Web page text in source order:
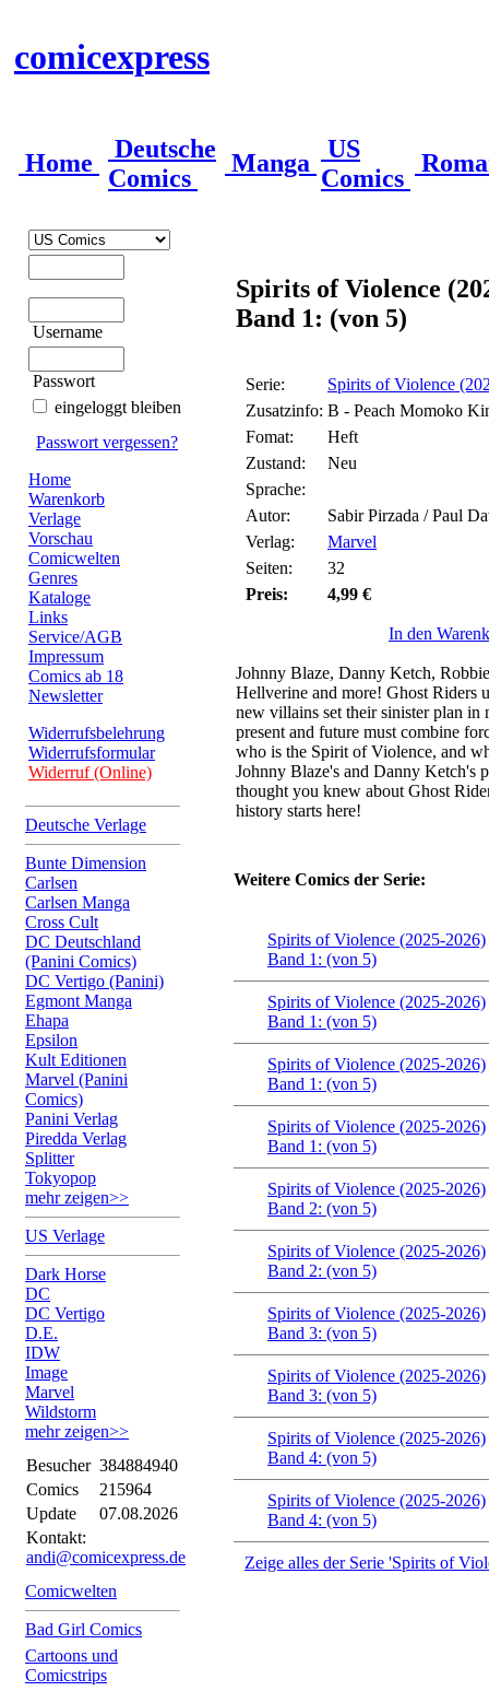
comicexpress
Home
Deutsche
Comics
Manga
US
Comics
Username
Passwort
eingeloggt bleiben
Passwort vergessen?
Home
Warenkorb
Verlage
Vorschau
Comicwelten
Genres
Kataloge
Links
Service/AGB
Impressum
Comics ab 18
Newsletter
Widerrufsbelehrung
Widerrufsformular
Widerruf (Online)
Deutsche Verlage
Bunte Dimension
Carlsen
Carlsen Manga
Cross Cult
DC Deutschland
(Panini Comics)
DC Vertigo (Panini)
Egmont Manga
Ehapa
Epsilon
Kult Editionen
Marvel (Panini
Comics)
Panini Verlag
Piredda Verlag
Splitter
Tokyopop
mehr zeigen>>
US Verlage
Dark Horse
DC
DC Vertigo
D.E.
IDW
Image
Marvel
Wildstorm
mehr zeigen>>
Besucher 384884940
Comics
215964
Update
07.08.2026
Kontakt:
andi@comicexpress.de
Comicwelten
Bad Girl Comics
Cartoons und
Comicstrips
Spirits of Violence
Band 1: (von 5)
Serie:
Spirits of Violence
Zusatzinfo: B - Peach Momoko
Fomat:
Heft
Zustand:
Neu
Sprache:
Autor:
Sabir Pirzada / Paul
Verlag:
Marvel
Seiten:
32
Preis:
4,99 €
In den
Johnny Blaze, Danny Ketch,
Hellverine and more! Ghost Riders
new villains set their sinister plan in
present and future must combine
who is the Spirit of Violence, and
Johnny Blaze's and Danny Ketch's
thought you knew about Ghost
history starts here!
Weitere Comics der Serie:
Spirits of Violence (2025-2026)
Band 1: (von 5)
Spirits of Violence (2025-2026)
Band 1: (von 5)
Spirits of Violence (2025-2026)
Band 1: (von 5)
Spirits of Violence (2025-2026)
Band 1: (von 5)
Spirits of Violence (2025-2026)
Band 2: (von 5)
Spirits of Violence (2025-2026)
Band 2: (von 5)
Spirits of Violence (2025-2026)
Band 3: (von 5)
Spirits of Violence (2025-2026)
Band 3: (von 5)
Spirits of Violence (2025-2026)
Band 4: (von 5)
Spirits of Violence (2025-2026)
Band 4: (von 5)
Zeige alles der Serie 'Spirits of